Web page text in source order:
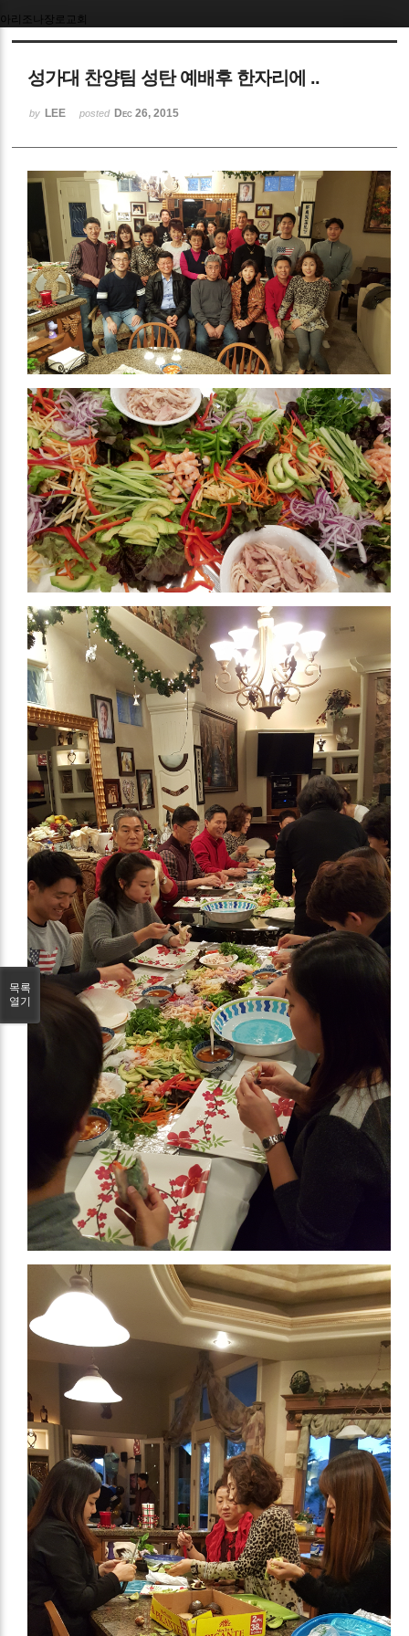
아리조나장로교회
성가대 찬양팀 성탄 예배후 한자리에 ..
by LEE posted Dec 26, 2015
목록
열기
Sketchbook5, 스케치북5
Sketchbook5, 스케치북5